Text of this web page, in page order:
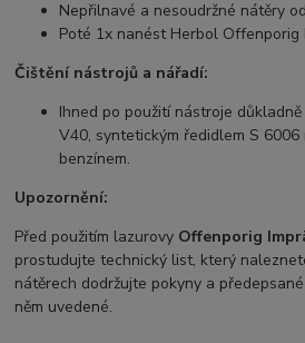
Nepřilnavé a nesoudržné nátěry
Poté 1x nanést Herbol Offenporig
Čištění nástrojů a nářadí:
Ihned po použití nástroje
V40, syntetickým ředidlem S 6006
benzínem.
Upozornění:
Před použitím lazurovy Offenporig
prostudujte technický list, který
nátěrech dodržujte pokyny a
něm uvedené.